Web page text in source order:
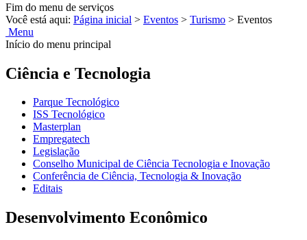
Fim do menu de serviços
Você está aqui: Página inicial > Eventos > Turismo > Eventos
Menu
Início do menu principal
Ciência e Tecnologia
Parque Tecnológico
ISS Tecnológico
Masterplan
Empregatech
Legislação
Conselho Municipal de Ciência Tecnologia e Inovação
Conferência de Ciência, Tecnologia & Inovação
Editais
Desenvolvimento Econômico